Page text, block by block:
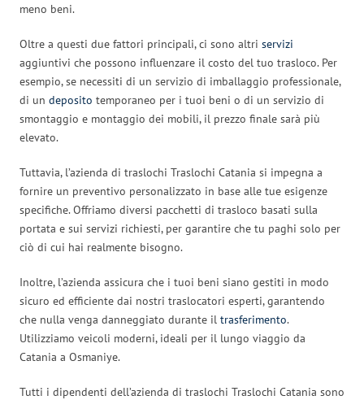
meno beni.
Oltre a questi due fattori principali, ci sono altri servizi
aggiuntivi che possono influenzare il costo del tuo trasloco. Per
esempio, se necessiti di un servizio di imballaggio professionale,
di un deposito temporaneo per i tuoi beni o di un servizio di
smontaggio e montaggio dei mobili, il prezzo finale sarà più
elevato.
Tuttavia, l’azienda di traslochi Traslochi Catania si impegna a
fornire un preventivo personalizzato in base alle tue esigenze
specifiche. Offriamo diversi pacchetti di trasloco basati sulla
portata e sui servizi richiesti, per garantire che tu paghi solo per
ciò di cui hai realmente bisogno.
Inoltre, l’azienda assicura che i tuoi beni siano gestiti in modo
sicuro ed efficiente dai nostri traslocatori esperti, garantendo
che nulla venga danneggiato durante il trasferimento.
Utilizziamo veicoli moderni, ideali per il lungo viaggio da
Catania a Osmaniye.
Tutti i dipendenti dell’azienda di traslochi Traslochi Catania sono